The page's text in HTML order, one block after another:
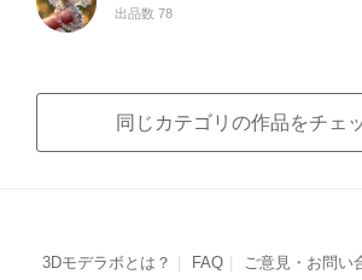
出品数 78
同じカテゴリの作品をチェ
3Dモデラボとは？ FAQ ご意見・お問い